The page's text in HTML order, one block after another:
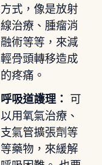
方式，像是放射
線治療、腫瘤消
融術等等，來減
輕骨頭轉移造成
的疼痛。
呼吸道護理：
可
以用氧氣治療、
支氣管擴張劑等
等藥物，來緩解